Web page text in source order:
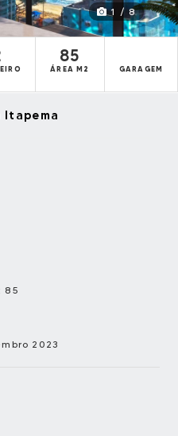
1 / 8
85
ÁREA M2 GARAGEM
Itapema
85
2023